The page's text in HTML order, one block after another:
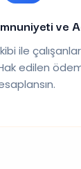
ve
ile
edilen